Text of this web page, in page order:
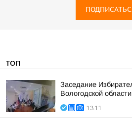
ТОП
Заседание
Вологодской области
13:11